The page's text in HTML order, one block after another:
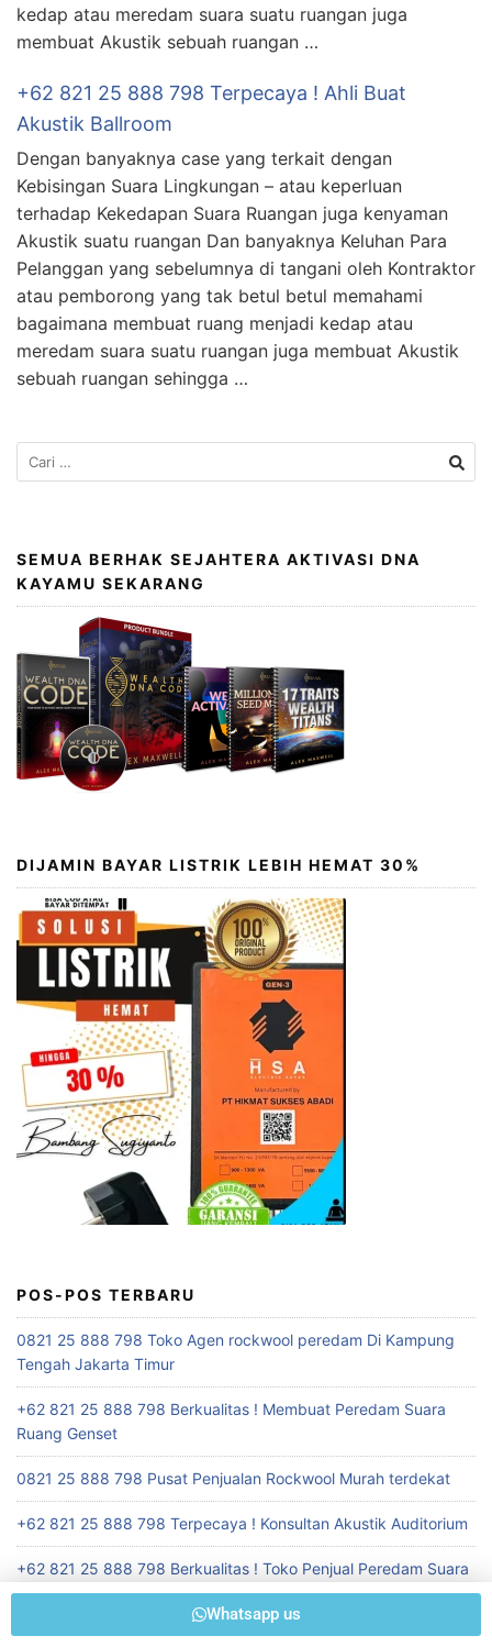
kedap atau meredam suara suatu ruangan juga
membuat Akustik sebuah ruangan …
+62 821 25 888 798 Terpecaya ! Ahli Buat
Akustik Ballroom
Dengan banyaknya case yang terkait dengan
Kebisingan Suara Lingkungan – atau keperluan
terhadap Kekedapan Suara Ruangan juga kenyaman
Akustik suatu ruangan Dan banyaknya Keluhan Para
Pelanggan yang sebelumnya di tangani oleh Kontraktor
atau pemborong yang tak betul betul memahami
bagaimana membuat ruang menjadi kedap atau
meredam suara suatu ruangan juga membuat Akustik
sebuah ruangan sehingga …
SEMUA BERHAK SEJAHTERA AKTIVASI DNA
KAYAMU SEKARANG
DIJAMIN BAYAR LISTRIK LEBIH HEMAT 30%
POS-POS TERBARU
0821 25 888 798 Toko Agen rockwool peredam Di Kampung
Tengah Jakarta Timur
+62 821 25 888 798 Berkualitas ! Membuat Peredam Suara
Ruang Genset
0821 25 888 798 Pusat Penjualan Rockwool Murah terdekat
+62 821 25 888 798 Terpecaya ! Konsultan Akustik Auditorium
+62 821 25 888 798 Berkualitas ! Toko Penjual Peredam Suara
Ruangan Seminar
Whatsapp us